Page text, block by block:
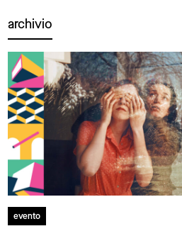
archivio
evento